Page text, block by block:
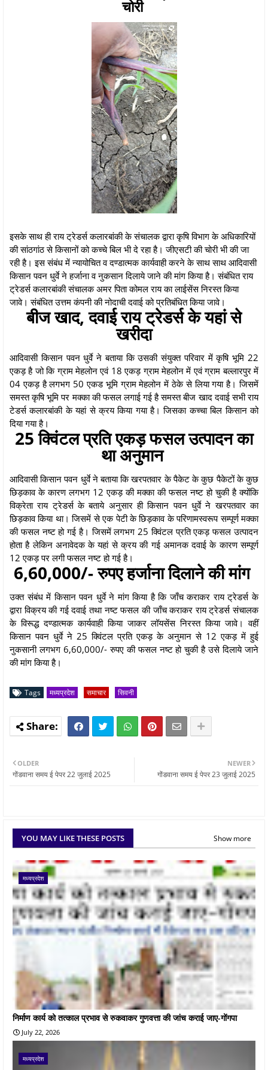
चोरी
इसके साथ ही राय ट्रेडर्स कलारबांकी के संचालक द्वारा कृषि विभाग के अधिकारियों
की सांठगांठ से किसानों को कच्चे बिल भी दे रहा है। जीएसटी की चोरी भी की जा
रही है। इस संबंध में न्यायोचित व दण्डात्मक कार्यवाही करने के साथ साथ आदिवासी
किसान पवन धुर्वे ने हर्जाना व नुकसान दिलाये जाने की मांग किया है। संबंधित राय
ट्रेडर्स कलारबांकी संचालक अमर पिता कोमल राय का लाईसेंस निरस्त किया
जावे। संबंधित उत्तम कंपनी की नोदाची दवाई को प्रतिबंधित किया जावे।
बीज खाद, दवाई राय ट्रेडर्स के यहां से
खरीदा
आदिवासी किसान पवन धुर्वे ने बताया कि उसकी संयुक्त परिवार में कृषि भूमि 22
एकड़ है जो कि ग्राम मेहलोन एवं 18 एकड़ ग्राम मेहलोन में एवं ग्राम बल्लारपुर में
04 एकड़ है लगभग 50 एकड भूमि ग्राम मेहलोन में ठेके से लिया गया है। जिसमें
समस्त कृषि भूमि पर मक्का की फसल लगाई गई है समस्त बीज खाद दवाई सभी राय
टेडर्स कलारबांकी के यहां से क्रय किया गया है। जिसका कच्चा बिल किसान को
दिया गया है।
25 क्विंटल प्रति एकड़ फसल उत्पादन का
था अनुमान
आदिवासी किसान पवन धुर्वे ने बताया कि खरपतवार के पैकेट के कुछ पैकेटों के कुछ
छिड़काव के कारण लगभग 12 एकड़ की मक्का की फसल नष्ट हो चुकी है क्योंकि
विक्रेता राय ट्रेडर्स के बताये अनुसार ही किसान पवन धुर्वे ने खरपतवार का
छिड़काव किया था। जिसमें से एक पेटी के छिड़काव के परिणामस्वरूप सम्पूर्ण मक्का
की फसल नष्ट हो गई है। जिसमें लगभग 25 क्विंटल प्रति एकड़ फसल उत्पादन
होता है लेकिन अनावेदक के यहां से क्रय की गई अमानक दवाई के कारण सम्पूर्ण
12 एकड़ पर लगी फसल नष्ट हो गई है।
6,60,000/- रुपए हर्जाना दिलाने की मांग
उक्त संबंध में किसान पवन धुर्वे ने मांग किया है कि जाँच कराकर राय ट्रेडर्स के
द्वारा विक्रय की गई दवाई तथा नष्ट फसल की जाँच कराकर राय ट्रेडर्स संचालक
के विरूद्ध दण्डात्मक कार्यवाही किया जाकर लॉयसेंस निरस्त किया जावे। वहीं
किसान पवन धुर्वे ने 25 क्विंटल प्रति एकड़ के अनुमान से 12 एकड़ में हुई
नुकसानी लगभग 6,60,000/- रुपए की फसल नष्ट हो चुकी है उसे दिलाये जाने
की मांग किया है।
Tags मध्यप्रदेश समाचार सिवनी
NEWER
गोंडवाना समय ई पेपर 23 जुलाई 2025
OLDER
गोंडवाना समय ई पेपर 22 जुलाई 2025
YOU MAY LIKE THESE POSTS Show more
मध्यप्रदेश
निर्माण कार्य को तत्काल प्रभाव से रुकवाकर गुणवत्ता की जांच कराई जाए-गोंगपा
July 22, 2026
मध्यप्रदेश